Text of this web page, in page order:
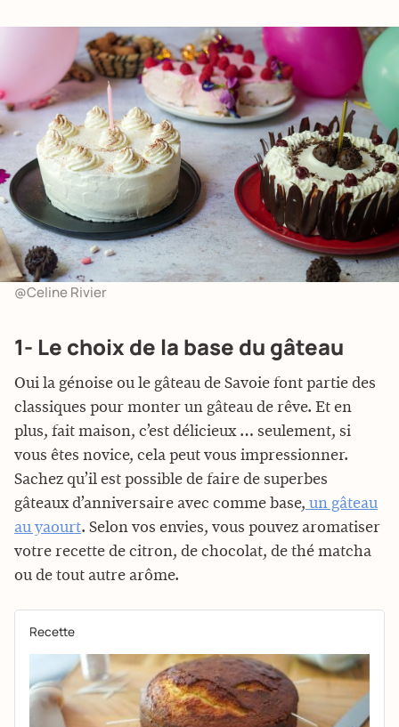
@Celine Rivier
1- Le choix de la base du gâteau
Oui la génoise ou le gâteau de Savoie font partie des
classiques pour monter un gâteau de rêve. Et en
plus, fait maison, c’est délicieux … seulement, si
vous êtes novice, cela peut vous impressionner.
Sachez qu’il est possible de faire de superbes
gâteaux d’anniversaire avec comme base, un gâteau
au yaourt. Selon vos envies, vous pouvez aromatiser
votre recette de citron, de chocolat, de thé matcha
ou de tout autre arôme.
Recette